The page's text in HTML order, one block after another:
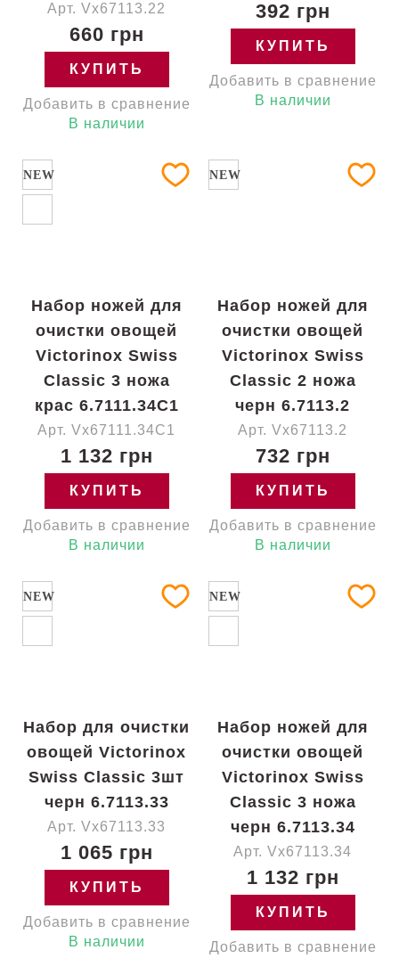
Арт. Vx67113.22
660 грн
КУПИТЬ
Добавить в сравнение
В наличии
392 грн
КУПИТЬ
Добавить в сравнение
В наличии
NEW
Набор ножей для
очистки овощей
Victorinox Swiss
Classic 3 ножа
крас 6.7111.34C1
Арт. Vx67111.34C1
1 132 грн
КУПИТЬ
Добавить в сравнение
В наличии
NEW
Набор ножей для
очистки овощей
Victorinox Swiss
Classic 2 ножа
черн 6.7113.2
Арт. Vx67113.2
732 грн
КУПИТЬ
Добавить в сравнение
В наличии
NEW
Набор для очистки
овощей Victorinox
Swiss Classic 3шт
черн 6.7113.33
Арт. Vx67113.33
1 065 грн
КУПИТЬ
Добавить в сравнение
В наличии
NEW
Набор ножей для
очистки овощей
Victorinox Swiss
Classic 3 ножа
черн 6.7113.34
Арт. Vx67113.34
1 132 грн
КУПИТЬ
Добавить в сравнение